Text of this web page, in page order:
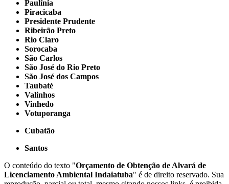
Paulínia
Piracicaba
Presidente Prudente
Ribeirão Preto
Rio Claro
Sorocaba
São Carlos
São José do Rio Preto
São José dos Campos
Taubaté
Valinhos
Vinhedo
Votuporanga
Cubatão
Santos
O conteúdo do texto "Orçamento de Obtenção de Alvará de
Licenciamento Ambiental Indaiatuba" é de direito reservado. Sua